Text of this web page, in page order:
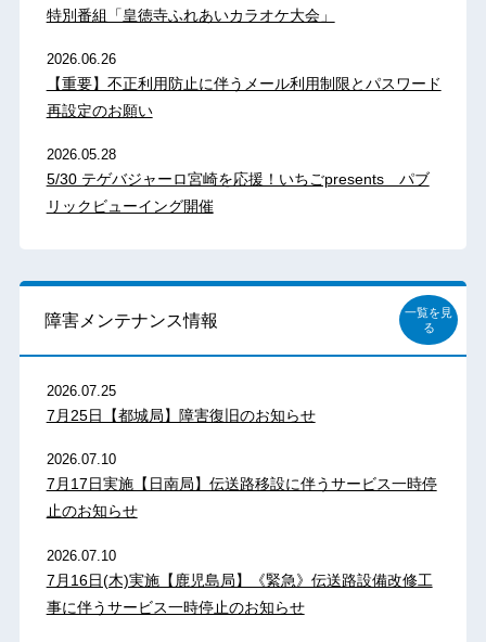
特別番組「皇徳寺ふれあいカラオケ大会」
2026.06.26
【重要】不正利用防止に伴うメール利用制限とパスワード
再設定のお願い
2026.05.28
5/30 テゲバジャーロ宮崎を応援！いちごpresents パブ
リックビューイング開催
障害メンテナンス情報
一覧を見
る
2026.07.25
7月25日【都城局】障害復旧のお知らせ
2026.07.10
7月17日実施【日南局】伝送路移設に伴うサービス一時停
止のお知らせ
2026.07.10
7月16日(木)実施【鹿児島局】《緊急》伝送路設備改修工
事に伴うサービス一時停止のお知らせ